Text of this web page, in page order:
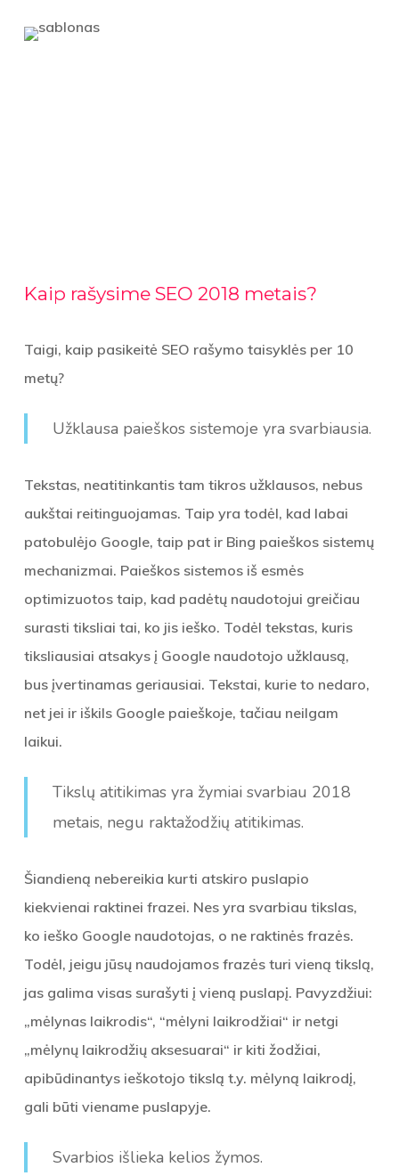
Kaip rašysime SEO 2018 metais?
Taigi, kaip pasikeitė SEO rašymo taisyklės per 10
metų?
Užklausa paieškos sistemoje yra svarbiausia.
Tekstas, neatitinkantis tam tikros užklausos, nebus
aukštai reitinguojamas. Taip yra todėl, kad labai
patobulėjo Google, taip pat ir Bing paieškos sistemų
mechanizmai. Paieškos sistemos iš esmės
optimizuotos taip, kad padėtų naudotojui greičiau
surasti tiksliai tai, ko jis ieško. Todėl tekstas, kuris
tiksliausiai atsakys į Google naudotojo užklausą,
bus įvertinamas geriausiai. Tekstai, kurie to nedaro,
net jei ir iškils Google paieškoje, tačiau neilgam
laikui.
Tikslų atitikimas yra žymiai svarbiau 2018
metais, negu raktažodžių atitikimas.
Šiandieną nebereikia kurti atskiro puslapio
kiekvienai raktinei frazei. Nes yra svarbiau tikslas,
ko ieško Google naudotojas, o ne raktinės frazės.
Todėl, jeigu jūsų naudojamos frazės turi vieną tikslą,
jas galima visas surašyti į vieną puslapį. Pavyzdžiui:
„mėlynas laikrodis“, “mėlyni laikrodžiai“ ir netgi
„mėlynų laikrodžių aksesuarai“ ir kiti žodžiai,
apibūdinantys ieškotojo tikslą t.y. mėlyną laikrodį,
gali būti viename puslapyje.
Svarbios išlieka kelios žymos.